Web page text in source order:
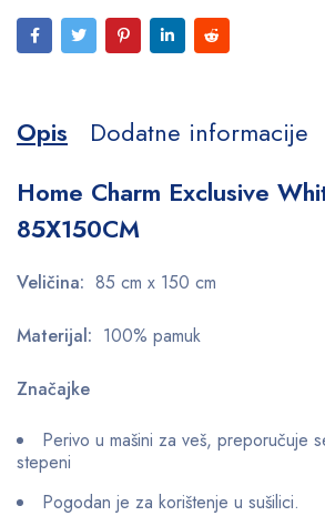
Opis
Dodatne informacije
Home Charm Exclusive
85X150CM
Veličina: 85 cm x 150 cm
Materijal: 100% pamuk
Značajke
Perivo u mašini za veš, preporučuje
stepeni
Pogodan je za korištenje u sušilici.